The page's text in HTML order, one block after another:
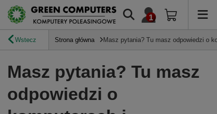
Wstecz Strona główna Masz pytania? Tu masz odpowiedzi o
Masz pytania? Tu masz
odpowiedzi o